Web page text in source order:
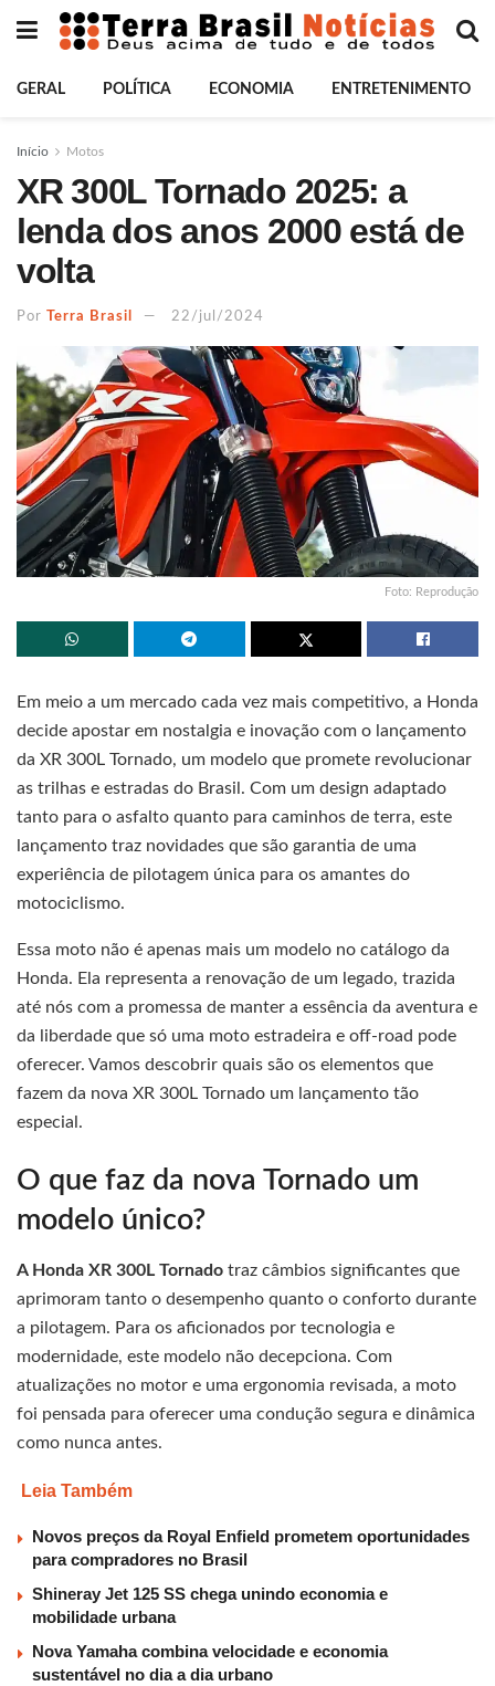
GERAL POLÍTICA ECONOMIA ENTRETENIMENTO
Início Motos
XR 300L Tornado 2025: a
lenda dos anos 2000 está de
volta
Por Terra Brasil 22/jul/2024
Foto: Reprodução
Em meio a um mercado cada vez mais competitivo, a Honda
decide apostar em nostalgia e inovação com o lançamento
da XR 300L Tornado, um modelo que promete revolucionar
as trilhas e estradas do Brasil. Com um design adaptado
tanto para o asfalto quanto para caminhos de terra, este
lançamento traz novidades que são garantia de uma
experiência de pilotagem única para os amantes do
motociclismo.
Essa moto não é apenas mais um modelo no catálogo da
Honda. Ela representa a renovação de um legado, trazida
até nós com a promessa de manter a essência da aventura e
da liberdade que só uma moto estradeira e off-road pode
oferecer. Vamos descobrir quais são os elementos que
fazem da nova XR 300L Tornado um lançamento tão
especial.
O que faz da nova Tornado um
modelo único?
A Honda XR 300L Tornado traz câmbios significantes que
aprimoram tanto o desempenho quanto o conforto durante
a pilotagem. Para os aficionados por tecnologia e
modernidade, este modelo não decepciona. Com
atualizações no motor e uma ergonomia revisada, a moto
foi pensada para oferecer uma condução segura e dinâmica
como nunca antes.
Leia Também
Novos preços da Royal Enfield prometem oportunidades
para compradores no Brasil
Shineray Jet 125 SS chega unindo economia e
mobilidade urbana
Nova Yamaha combina velocidade e economia
sustentável no dia a dia urbano